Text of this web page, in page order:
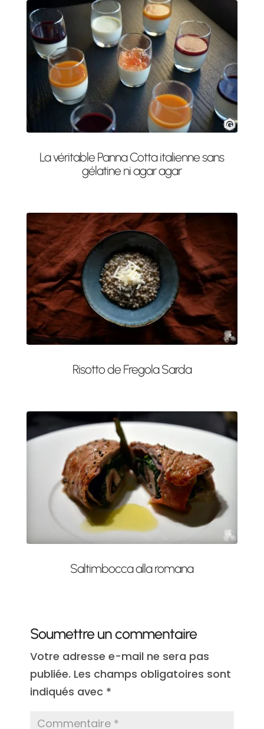
La véritable Panna Cotta italienne sans
gélatine ni agar agar
Risotto de Fregola Sarda
Saltimbocca alla romana
Soumettre un commentaire
Votre adresse e-mail ne sera pas
publiée. Les champs obligatoires sont
indiqués avec *